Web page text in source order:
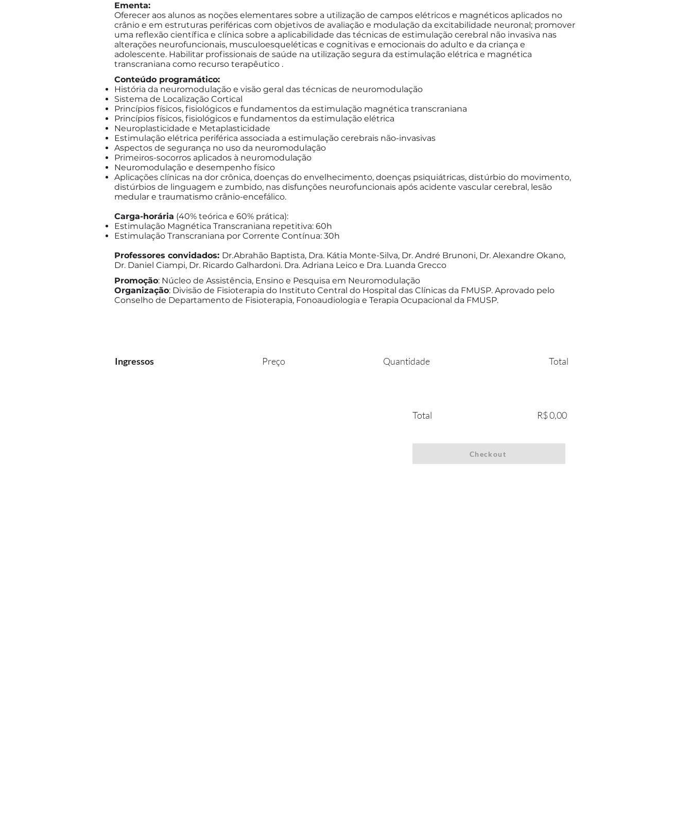
Ementa:
Oferecer aos alunos as noções elementares sobre a utilização de campos elétricos e magnéticos aplicados no
crânio e em estruturas periféricas com objetivos de avaliação e modulação da excitabilidade neuronal; promover
uma reflexão científica e clínica sobre a aplicabilidade das técnicas de estimulação cerebral não invasiva nas
alterações neurofuncionais, musculoesqueléticas e cognitivas e emocionais do adulto e da criança e
adolescente. Habilitar profissionais de saúde na utilização segura da estimulação elétrica e magnética
transcraniana como recurso terapêutico .
Conteúdo programático:
História da neuromodulação e visão geral das técnicas de neuromodulação
Sistema de Localização Cortical
Princípios físicos, fisiológicos e fundamentos da estimulação magnética transcraniana
Princípios físicos, fisiológicos e fundamentos da estimulação elétrica
Neuroplasticidade e Metaplasticidade
Estimulação elétrica periférica associada a estimulação cerebrais não-invasivas
Aspectos de segurança no uso da neuromodulação
Primeiros-socorros aplicados à neuromodulação
Neuromodulação e desempenho físico
Aplicações clínicas na dor crônica, doenças do envelhecimento, doenças psiquiátricas, distúrbio do movimento,
distúrbios de linguagem e zumbido, nas disfunções neurofuncionais após acidente vascular cerebral, lesão
medular e traumatismo crânio-encefálico.
Carga-horária (40% teórica e 60% prática):
Estimulação Magnética Transcraniana repetitiva: 60h
Estimulação Transcraniana por Corrente Contínua: 30h
Professores convidados: Dr.Abrahão Baptista, Dra. Kátia Monte-Silva, Dr. André Brunoni, Dr. Alexandre Okano,
Dr. Daniel Ciampi, Dr. Ricardo Galhardoni. Dra. Adriana Leico e Dra. Luanda Grecco
Promoção: Núcleo de Assistência, Ensino e Pesquisa em Neuromodulação
Organização: Divisão de Fisioterapia do Instituto Central do Hospital das Clínicas da FMUSP. Aprovado pelo
Conselho de Departamento de Fisioterapia, Fonoaudiologia e Terapia Ocupacional da FMUSP.
Ingressos Preço Quantidade Total
Total R$ 0,00
Checkout